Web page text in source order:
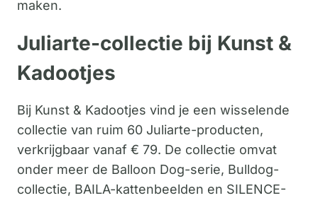
maken.
Juliarte-collectie bij Kunst &
Kadootjes
Bij Kunst & Kadootjes vind je een wisselende
collectie van ruim 60 Juliarte-producten,
verkrijgbaar vanaf € 79. De collectie omvat
onder meer de Balloon Dog-serie, Bulldog-
collectie, BAILA-kattenbeelden en SILENCE-